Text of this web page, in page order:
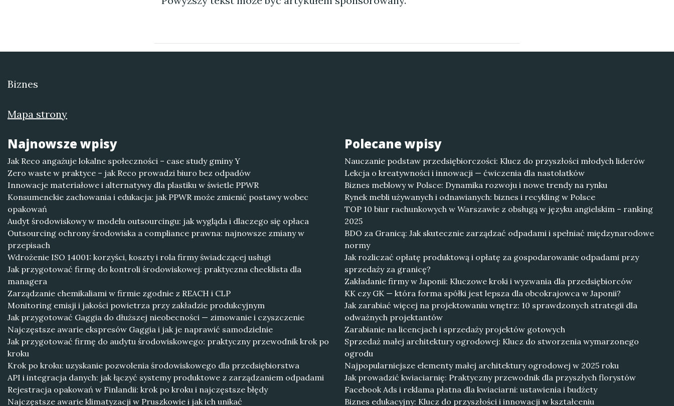
Biznes
Mapa strony
Najnowsze wpisy
Jak Reco angażuje lokalne społeczności – case study gminy Y
Zero waste w praktyce – jak Reco prowadzi biuro bez odpadów
Innowacje materiałowe i alternatywy dla plastiku w świetle PPWR
Konsumenckie zachowania i edukacja: jak PPWR może zmienić postawy wobec
opakowań
Audyt środowiskowy w modelu outsourcingu: jak wygląda i dlaczego się opłaca
Outsourcing ochrony środowiska a compliance prawna: najnowsze zmiany w
przepisach
Wdrożenie ISO 14001: korzyści, koszty i rola firmy świadczącej usługi
Jak przygotować firmę do kontroli środowiskowej: praktyczna checklista dla
managera
Zarządzanie chemikaliami w firmie zgodnie z REACH i CLP
Monitoring emisji i jakości powietrza przy zakładzie produkcyjnym
Jak przygotować Gaggia do dłuższej nieobecności — zimowanie i czyszczenie
Najczęstsze awarie ekspresów Gaggia i jak je naprawić samodzielnie
Jak przygotować firmę do audytu środowiskowego: praktyczny przewodnik krok po
kroku
Krok po kroku: uzyskanie pozwolenia środowiskowego dla przedsiębiorstwa
API i integracja danych: jak łączyć systemy produktowe z zarządzaniem odpadami
Rejestracja opakowań w Finlandii: krok po kroku i najczęstsze błędy
Najczęstsze awarie klimatyzacji w Pruszkowie i jak ich unikać
Polecane wpisy
Nauczanie podstaw przedsiębiorczości: Klucz do przyszłości młodych liderów
Lekcja o kreatywności i innowacji — ćwiczenia dla nastolatków
Biznes meblowy w Polsce: Dynamika rozwoju i nowe trendy na rynku
Rynek mebli używanych i odnawianych: biznes i recykling w Polsce
TOP 10 biur rachunkowych w Warszawie z obsługą w języku angielskim – ranking
2025
BDO za Granicą: Jak skutecznie zarządzać odpadami i spełniać międzynarodowe
normy
Jak rozliczać opłatę produktową i opłatę za gospodarowanie odpadami przy
sprzedaży za granicę?
Zakładanie firmy w Japonii: Kluczowe kroki i wyzwania dla przedsiębiorców
KK czy GK — która forma spółki jest lepsza dla obcokrajowca w Japonii?
Jak zarabiać więcej na projektowaniu wnętrz: 10 sprawdzonych strategii dla
odważnych projektantów
Zarabianie na licencjach i sprzedaży projektów gotowych
Sprzedaż małej architektury ogrodowej: Klucz do stworzenia wymarzonego
ogrodu
Najpopularniejsze elementy małej architektury ogrodowej w 2025 roku
Jak prowadzić kwiaciarnię: Praktyczny przewodnik dla przyszłych florystów
Facebook Ads i reklama płatna dla kwiaciarni: ustawienia i budżety
Biznes edukacyjny: Klucz do przyszłości i innowacji w kształceniu